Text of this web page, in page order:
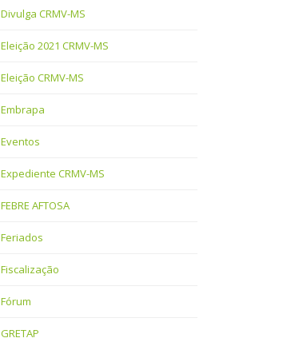
Divulga CRMV-MS
Eleição 2021 CRMV-MS
Eleição CRMV-MS
Embrapa
Eventos
Expediente CRMV-MS
FEBRE AFTOSA
Feriados
Fiscalização
Fórum
GRETAP